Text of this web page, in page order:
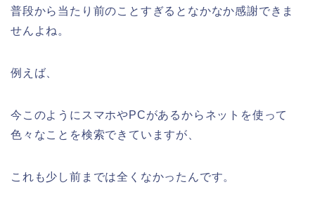
普段から当たり前のことすぎるとなかなか感謝できま
せんよね。
例えば、
今このようにスマホやPCがあるからネットを使って
色々なことを検索できていますが、
これも少し前までは全くなかったんです。